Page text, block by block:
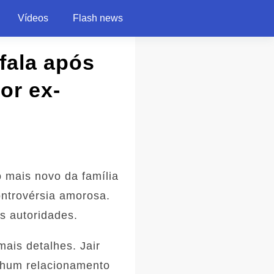
Vídeos Flash news
após
ex-
mais novo da família
amorosa.
autoridades.
detalhes. Jair
relacionamento